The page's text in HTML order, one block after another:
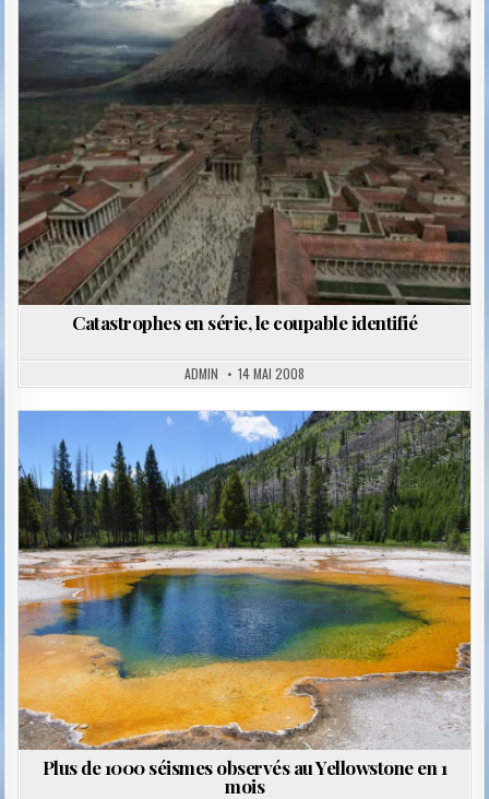
Catastrophes en série, le coupable identifié
ADMIN 14 MAI 2008
Posted
in
Plus de 1000 séismes observés au Yellowstone en 1
mois